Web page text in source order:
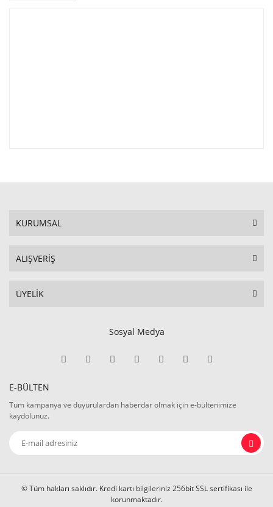
KURUMSAL
ALIŞVERİŞ
ÜYELİK
Sosyal Medya
E-BÜLTEN
Tüm kampanya ve duyurulardan haberdar olmak için e-bültenimize
kaydolunuz.
© Tüm hakları saklıdır. Kredi kartı bilgileriniz 256bit SSL sertifikası ile
korunmaktadır.